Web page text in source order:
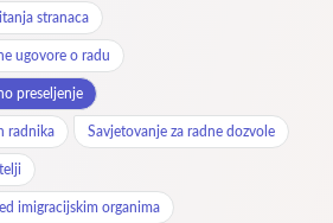
stranaca
ugovore o radu
preseljenje
radnika Savjetovanje za radne dozvole
imigracijskim organima